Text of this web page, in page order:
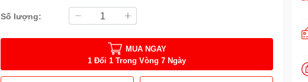
Số lượng:
MUA NGAY
1 Đổi 1 Trong Vòng 7 Ngày